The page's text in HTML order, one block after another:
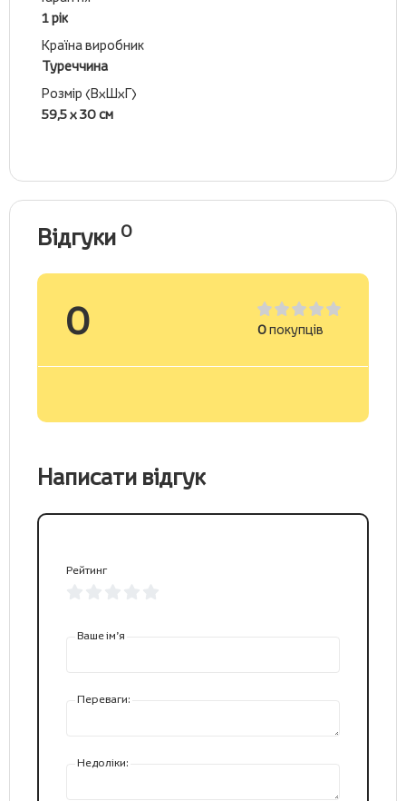
1 рік
Країна виробник
Туреччина
Розмір (ВхШхГ)
59,5 х 30 см
Відгуки 0
0 0покупців
Написати відгук
Рейтинг
Ваше ім’я
Переваги:
Недоліки: